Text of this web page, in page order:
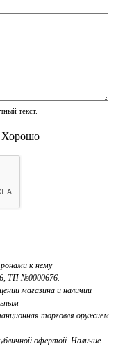
текст.
Хорошо
к нему
ТП №0000676.
магазина и наличии
торговля оружием
офертой. Наличие